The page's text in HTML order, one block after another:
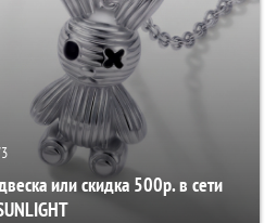
или скидка 500р. в сети